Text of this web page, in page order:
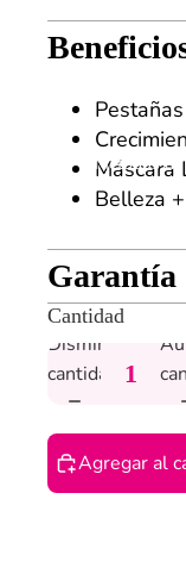
Métodos
Máscara
Belleza
Garantía
Cantidad
Disminuir
cantidad
Agregar al